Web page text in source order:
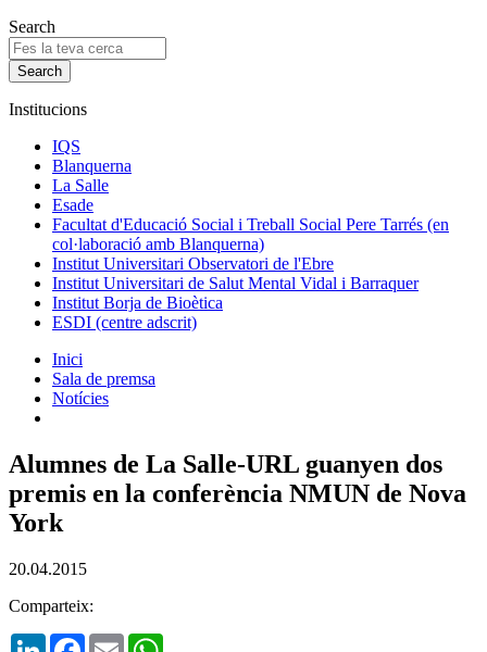
Search
Institucions
IQS
Blanquerna
La Salle
Esade
Facultat d'Educació Social i Treball Social Pere Tarrés (en
col·laboració amb Blanquerna)
Institut Universitari Observatori de l'Ebre
Institut Universitari de Salut Mental Vidal i Barraquer
Institut Borja de Bioètica
ESDI (centre adscrit)
Inici
Sala de premsa
Notícies
Alumnes de La Salle-URL guanyen dos
premis en la conferència NMUN de Nova
York
20.04.2015
Comparteix:
LinkedInFacebook
Email